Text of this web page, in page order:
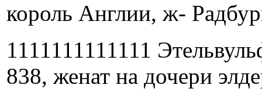
король Англии, ж-
1111111111111
838, женат на дочери